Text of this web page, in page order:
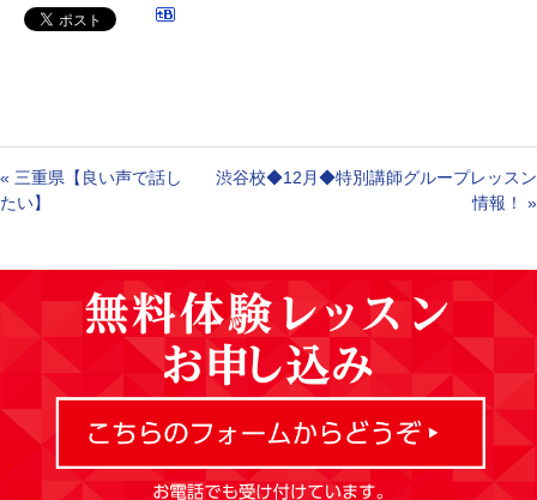
« 三重県【良い声で話し
たい】
渋谷校◆12月◆特別講師グループレッスン
情報！
»